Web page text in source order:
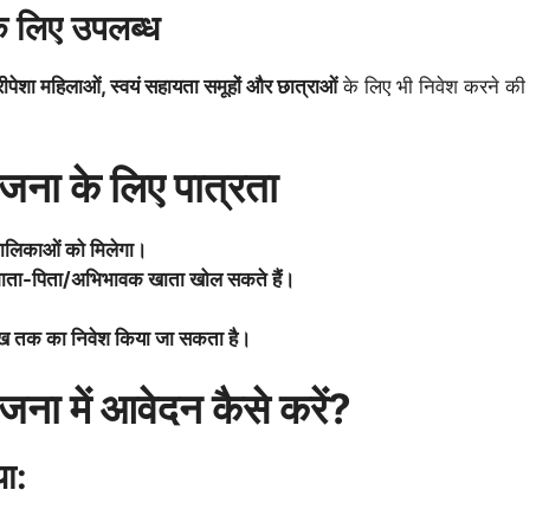
लिए उपलब्ध
महिलाओं, स्वयं सहायता समूहों और छात्राओंके लिए भी निवेश करने की
के लिए पात्रता
को मिलेगा।
पिता/अभिभावक खाता खोल सकते हैं।
का निवेश किया जा सकता है।
में आवेदन कैसे करें?